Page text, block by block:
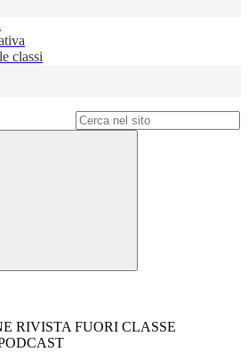
classi
RIVISTA FUORI CLASSE